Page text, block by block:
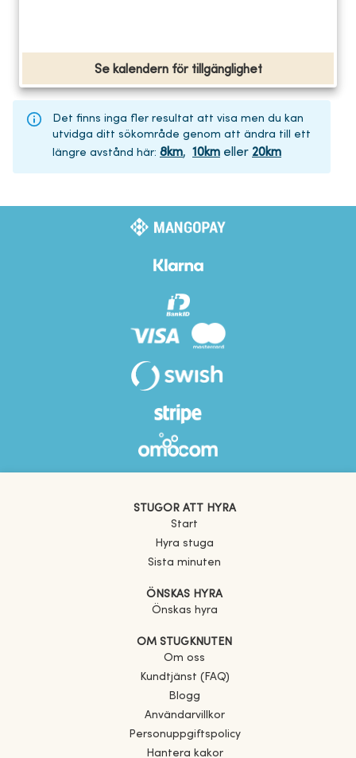
Se kalendern för tillgänglighet
Det finns inga fler resultat att visa men du kan
utvidga ditt sökområde genom att ändra till ett
längre avstånd här: 8km, 10km eller 20km
STUGOR ATT HYRA
Start
Hyra stuga
Sista minuten
ÖNSKAS HYRA
Önskas hyra
OM STUGKNUTEN
Om oss
Kundtjänst (FAQ)
Blogg
Användarvillkor
Personuppgiftspolicy
Hantera kakor